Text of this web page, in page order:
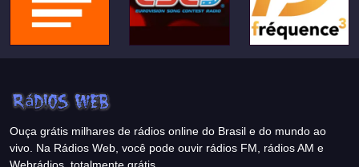
Ouça grátis milhares de rádios online do Brasil e do mundo ao
vivo. Na Rádios Web, você pode ouvir rádios FM, rádios AM e